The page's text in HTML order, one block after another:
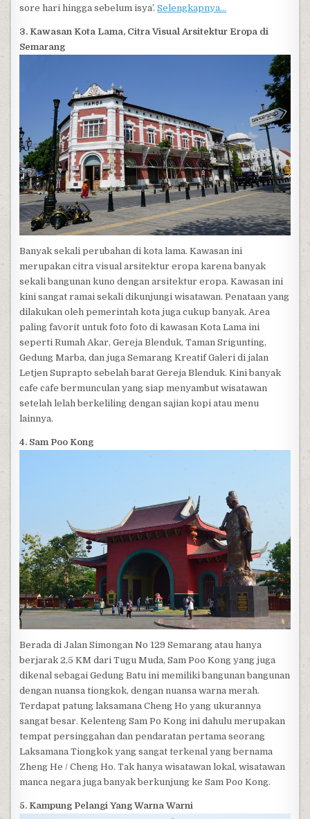
sore hari hingga sebelum isya’.Selengkapnya…
3. Kawasan Kota Lama, Citra Visual Arsitektur Eropa di
Semarang
Banyak sekali perubahan di kota lama. Kawasan ini
merupakan citra visual arsitektur eropa karena banyak
sekali bangunan kuno dengan arsitektur eropa. Kawasan ini
kini sangat ramai sekali dikunjungi wisatawan. Penataan yang
dilakukan oleh pemerintah kota juga cukup banyak. Area
paling favorit untuk foto foto di kawasan Kota Lama ini
seperti Rumah Akar, Gereja Blenduk, Taman Srigunting,
Gedung Marba, dan juga Semarang Kreatif Galeri di jalan
Letjen Suprapto sebelah barat Gereja Blenduk. Kini banyak
cafe cafe bermunculan yang siap menyambut wisatawan
setelah lelah berkeliling dengan sajian kopi atau menu
lainnya.
4. Sam Poo Kong
Berada di Jalan Simongan No 129 Semarang atau hanya
berjarak 2,5 KM dari Tugu Muda, Sam Poo Kong yang juga
dikenal sebagai Gedung Batu ini memiliki bangunan bangunan
dengan nuansa tiongkok, dengan nuansa warna merah.
Terdapat patung laksamana Cheng Ho yang ukurannya
sangat besar. Kelenteng Sam Po Kong ini dahulu merupakan
tempat persinggahan dan pendaratan pertama seorang
Laksamana Tiongkok yang sangat terkenal yang bernama
Zheng He / Cheng Ho. Tak hanya wisatawan lokal, wisatawan
manca negara juga banyak berkunjung ke Sam Poo Kong.
5. Kampung Pelangi Yang Warna Warni